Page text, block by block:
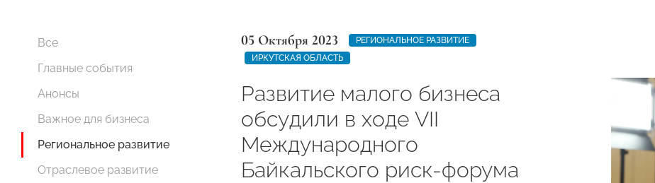
Все
Главные события
Анонсы
Важное для бизнеса
Региональное развитие
Отраслевое развитие
05 Октября 2023
РЕГИОНАЛЬНОЕ РАЗВИТИЕ
ИРКУТСКАЯ ОБЛАСТЬ
Развитие малого бизнеса
обсудили в ходе VII
Международного
Байкальского риск-форума